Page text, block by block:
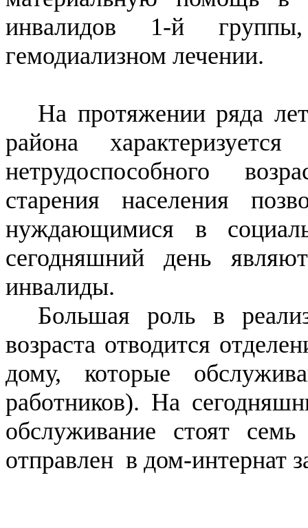
инвалидов 1-й
гемодиализном лечении.
На протяжении ряда лет
района
нетрудоспособного
старения населения
нуждающимися в
сегодняшний день
инвалиды.
Большая роль в
возраста отводится
дому, которые
работников). На
обслуживание стоят
отправлен в дом-интернат